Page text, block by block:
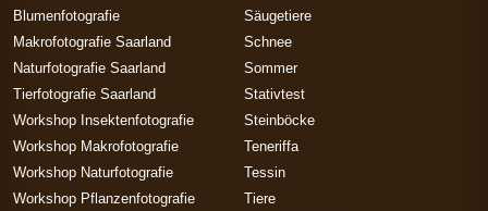
Blumenfotografie
Makrofotografie Saarland
Naturfotografie Saarland
Tierfotografie Saarland
Workshop Insektenfotografie
Workshop Makrofotografie
Workshop Naturfotografie
Workshop Pflanzenfotografie
Säugetiere
Schnee
Sommer
Stativtest
Steinböcke
Teneriffa
Tessin
Tiere